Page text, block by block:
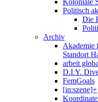
Koloniale
Politisch
Die
Archiv
Akademie
Standort
arbeit
D.I.Y.
FemGoals
[in:szene]+